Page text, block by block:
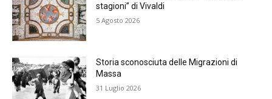
stagioni” di Vivaldi
5 Agosto 2026
Storia sconosciuta delle Migrazioni di
Massa
31 Luglio 2026